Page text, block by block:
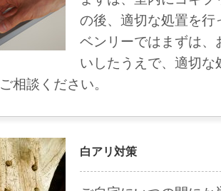
の後、適切な処置を行
ベンリーではまずは、
いしたうえで、適切
相談ください。
白アリ対策